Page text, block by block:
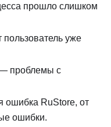
прошло слишком
пользователь уже
проблемы с
ошибка RuStore, от
ошибки.